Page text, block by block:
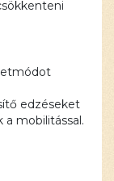
edzéseket
mobilitással.